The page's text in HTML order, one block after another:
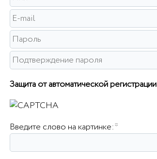
Защита от автоматической регистрации
Введите слово на картинке:*